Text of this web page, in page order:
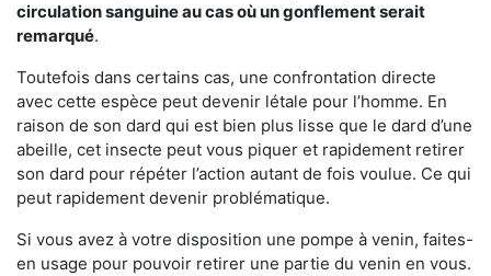
circulation sanguine au cas où un gonflement serait
remarqué.
Toutefois dans certains cas, une confrontation directe
avec cette espèce peut devenir létale pour l’homme. En
raison de son dard qui est bien plus lisse que le dard d’une
abeille, cet insecte peut vous piquer et rapidement retirer
son dard pour répéter l’action autant de fois voulue. Ce qui
peut rapidement devenir problématique.
Si vous avez à votre disposition une pompe à venin, faites-
en usage pour pouvoir retirer une partie du venin en vous.